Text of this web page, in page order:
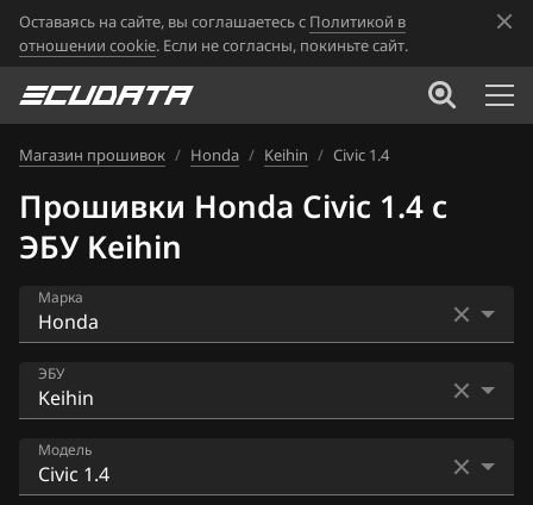
Оставаясь на сайте, вы соглашаетесь с Политикой в
отношении cookie. Если не согласны, покиньте сайт.
Магазин прошивок / Honda / Keihin / Civic 1.4
Прошивки Honda Civic 1.4 с
ЭБУ Keihin
Марка
Acura
Alfa Romeo
ATLAS
ЭБУ
Bosch EDC17C58
Keihin
Модель